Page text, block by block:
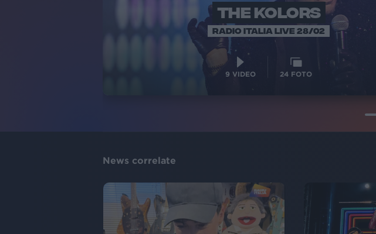
THE KOLORS
RADIO ITALIA LIVE 28/02
9 VIDEO 24 FOTO
News correlate